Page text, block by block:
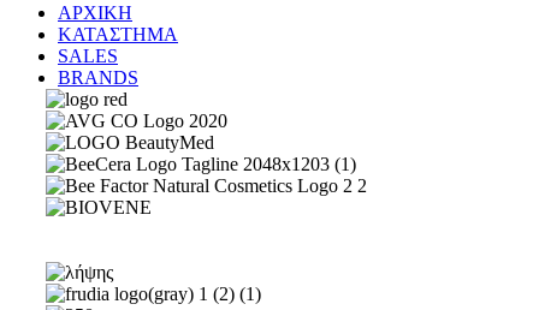
ΑΡΧΙΚΗ
ΚΑΤΑΣΤΗΜΑ
SALES
BRANDS